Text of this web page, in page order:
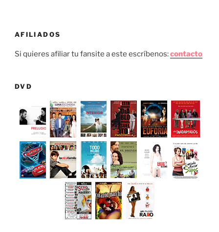
AFILIADOS
Si quieres afiliar tu fansite a este escríbenos:contacto
DVD